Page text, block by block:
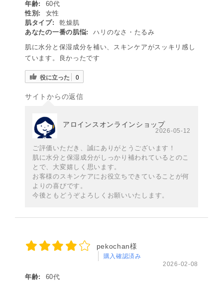
年齢:
60代
性別:
女性
肌タイプ:
乾燥肌
あなたの一番の肌悩:
ハリのなさ・たるみ
肌に水分と保湿成分を補い、スキンケアがスッキリ感し
ています。良かったです
役に立った 0
サイトからの返信
アロインスオンラインショップ
2026-05-12
ご評価いただき、誠にありがとうございます！
肌に水分と保湿成分がしっかり補われているとのこ
とで、大変嬉しく思います。
お客様のスキンケアにお役立ちできていることが何
よりの喜びです。
今後ともどうぞよろしくお願いいたします。
pekochan様
購入確認済み
2026-02-08
年齢:
60代